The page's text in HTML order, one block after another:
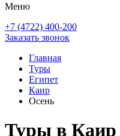
Меню
+7 (4722) 400-200
Заказать звонок
Главная
Туры
Египет
Каир
Осень
Туры в Каир